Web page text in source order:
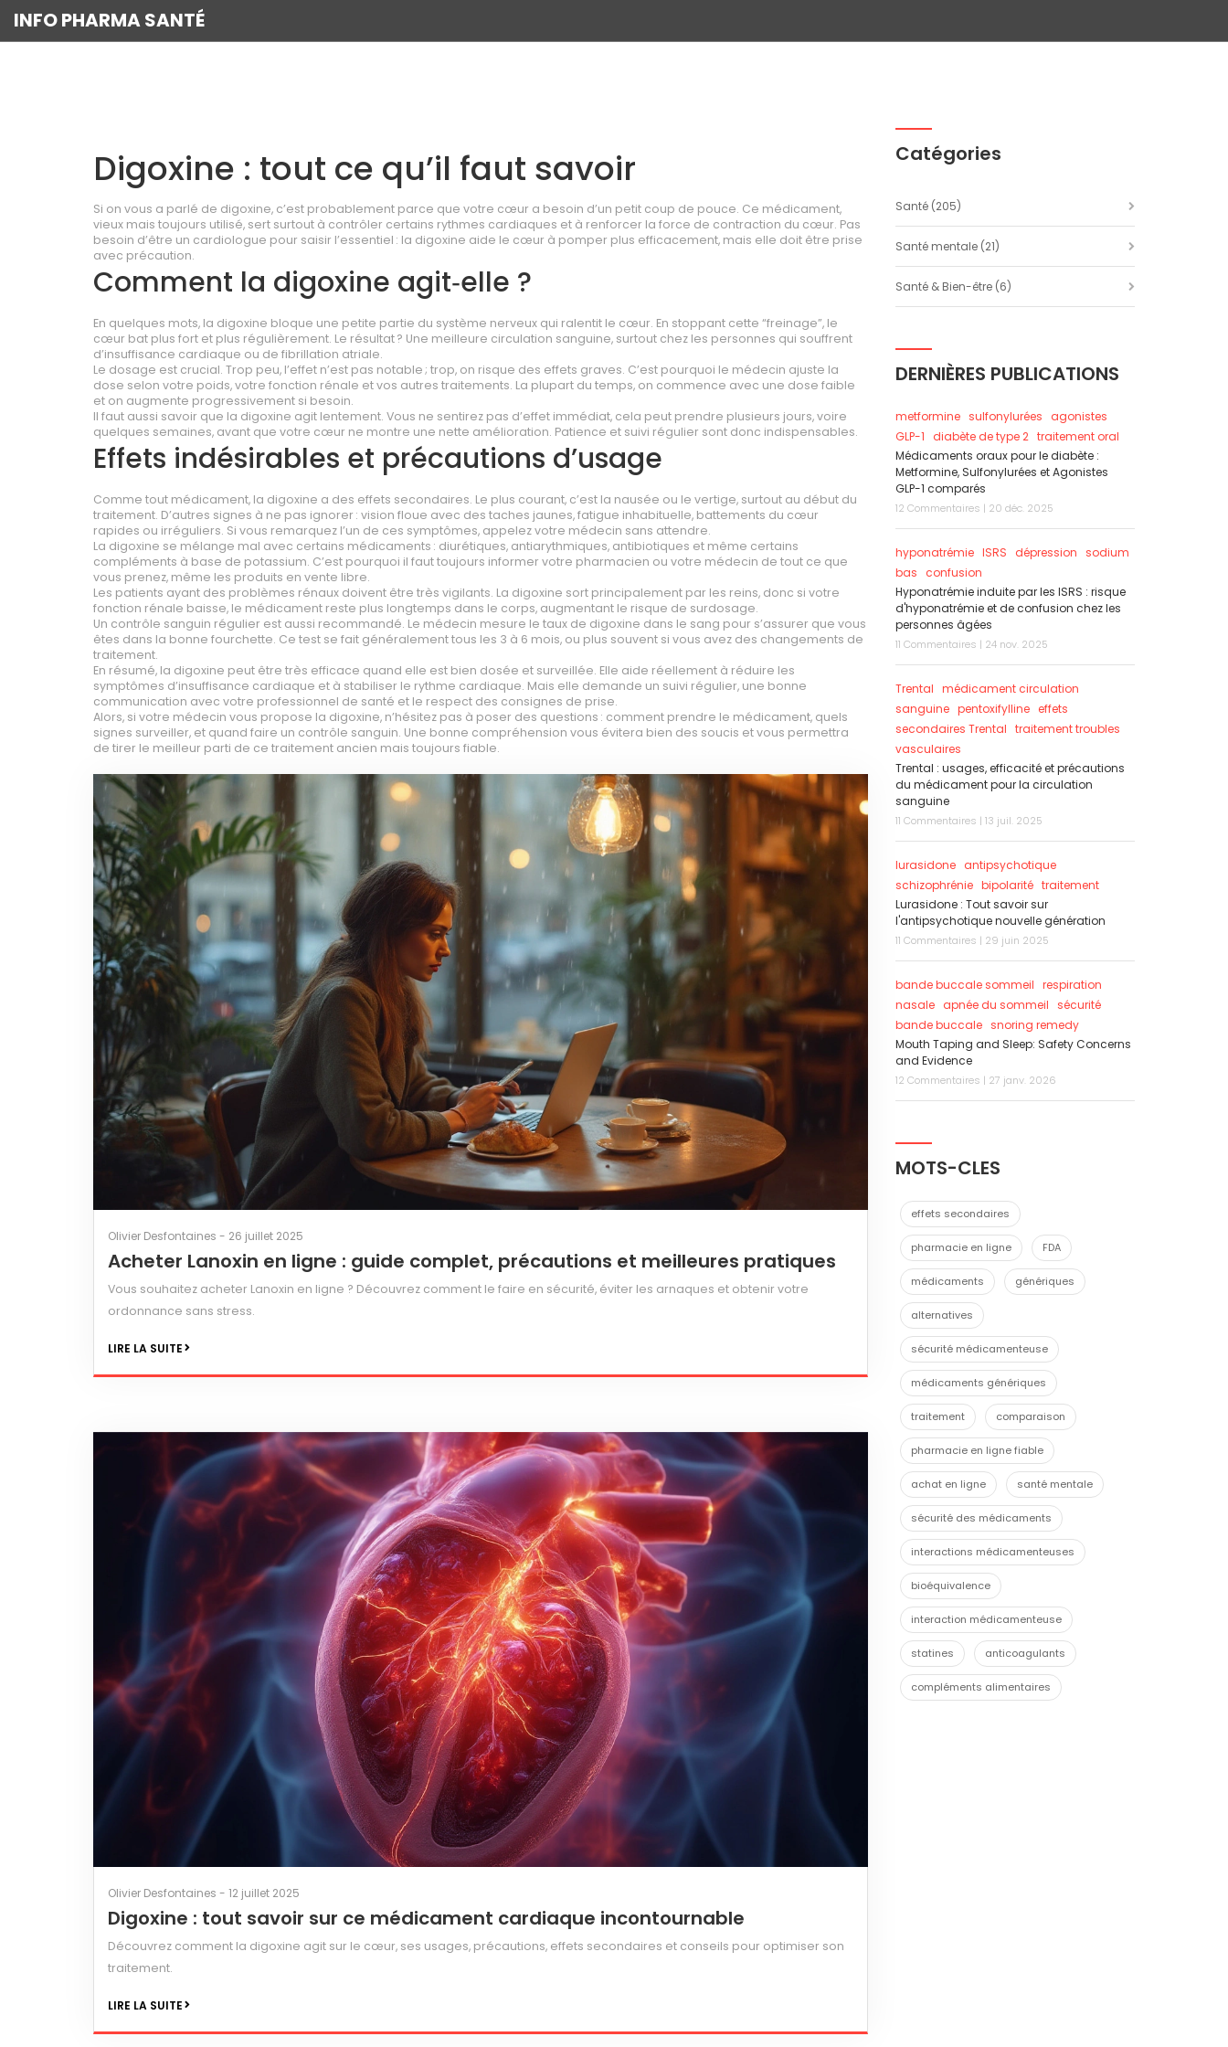
INFO PHARMA SANTÉ
Digoxine : tout ce qu’il faut savoir
Si on vous a parlé de digoxine, c’est probablement parce que votre cœur a besoin d’un petit coup de pouce. Ce médicament,
vieux mais toujours utilisé, sert surtout à contrôler certains rythmes cardiaques et à renforcer la force de contraction du cœur. Pas
besoin d’être un cardiologue pour saisir l’essentiel : la digoxine aide le cœur à pomper plus efficacement, mais elle doit être prise
avec précaution.
Comment la digoxine agit‑elle ?
En quelques mots, la digoxine bloque une petite partie du système nerveux qui ralentit le cœur. En stoppant cette “freinage”, le
cœur bat plus fort et plus régulièrement. Le résultat ? Une meilleure circulation sanguine, surtout chez les personnes qui souffrent
d’insuffisance cardiaque ou de fibrillation atriale.
Le dosage est crucial. Trop peu, l’effet n’est pas notable ; trop, on risque des effets graves. C’est pourquoi le médecin ajuste la
dose selon votre poids, votre fonction rénale et vos autres traitements. La plupart du temps, on commence avec une dose faible
et on augmente progressivement si besoin.
Il faut aussi savoir que la digoxine agit lentement. Vous ne sentirez pas d’effet immédiat, cela peut prendre plusieurs jours, voire
quelques semaines, avant que votre cœur ne montre une nette amélioration. Patience et suivi régulier sont donc indispensables.
Effets indésirables et précautions d’usage
Comme tout médicament, la digoxine a des effets secondaires. Le plus courant, c’est la nausée ou le vertige, surtout au début du
traitement. D’autres signes à ne pas ignorer : vision floue avec des taches jaunes, fatigue inhabituelle, battements du cœur
rapides ou irréguliers. Si vous remarquez l’un de ces symptômes, appelez votre médecin sans attendre.
La digoxine se mélange mal avec certains médicaments : diurétiques, antiarythmiques, antibiotiques et même certains
compléments à base de potassium. C’est pourquoi il faut toujours informer votre pharmacien ou votre médecin de tout ce que
vous prenez, même les produits en vente libre.
Les patients ayant des problèmes rénaux doivent être très vigilants. La digoxine sort principalement par les reins, donc si votre
fonction rénale baisse, le médicament reste plus longtemps dans le corps, augmentant le risque de surdosage.
Un contrôle sanguin régulier est aussi recommandé. Le médecin mesure le taux de digoxine dans le sang pour s’assurer que vous
êtes dans la bonne fourchette. Ce test se fait généralement tous les 3 à 6 mois, ou plus souvent si vous avez des changements de
traitement.
En résumé, la digoxine peut être très efficace quand elle est bien dosée et surveillée. Elle aide réellement à réduire les
symptômes d’insuffisance cardiaque et à stabiliser le rythme cardiaque. Mais elle demande un suivi régulier, une bonne
communication avec votre professionnel de santé et le respect des consignes de prise.
Alors, si votre médecin vous propose la digoxine, n’hésitez pas à poser des questions : comment prendre le médicament, quels
signes surveiller, et quand faire un contrôle sanguin. Une bonne compréhension vous évitera bien des soucis et vous permettra
de tirer le meilleur parti de ce traitement ancien mais toujours fiable.
Olivier Desfontaines - 26 juillet 2025
Acheter Lanoxin en ligne : guide complet, précautions et meilleures pratiques
Vous souhaitez acheter Lanoxin en ligne ? Découvrez comment le faire en sécurité, éviter les arnaques et obtenir votre
ordonnance sans stress.
LIRE LA SUITE
Olivier Desfontaines - 12 juillet 2025
Digoxine : tout savoir sur ce médicament cardiaque incontournable
Découvrez comment la digoxine agit sur le cœur, ses usages, précautions, effets secondaires et conseils pour optimiser son
traitement.
LIRE LA SUITE
Catégories
Santé (205)
Santé mentale (21)
Santé & Bien-être (6)
DERNIÈRES PUBLICATIONS
metformine sulfonylurées
agonistes
GLP-1
diabète de type 2 traitement oral
Médicaments oraux pour le diabète :
Metformine, Sulfonylurées et Agonistes
GLP-1 comparés
12 Commentaires | 20 déc. 2025
hyponatrémie ISRS dépression sodium
bas
confusion
Hyponatrémie induite par les ISRS : risque
d'hyponatrémie et de confusion chez les
personnes âgées
11 Commentaires | 24 nov. 2025
Trental médicament circulation
sanguine pentoxifylline
effets
secondaires Trental traitement troubles
vasculaires
Trental : usages, efficacité et précautions
du médicament pour la circulation
sanguine
11 Commentaires | 13 juil. 2025
lurasidone
antipsychotique
schizophrénie bipolarité traitement
Lurasidone : Tout savoir sur
l'antipsychotique nouvelle génération
11 Commentaires | 29 juin 2025
bande buccale sommeil respiration
nasale
apnée du sommeil sécurité
bande buccale snoring remedy
Mouth Taping and Sleep: Safety Concerns
and Evidence
12 Commentaires | 27 janv. 2026
MOTS-CLES
effets secondaires
pharmacie en ligne FDA
médicaments génériques
alternatives
sécurité médicamenteuse
médicaments génériques
traitement comparaison
pharmacie en ligne fiable
achat en ligne santé mentale
sécurité des médicaments
interactions médicamenteuses
bioéquivalence
interaction médicamenteuse
statines anticoagulants
compléments alimentaires